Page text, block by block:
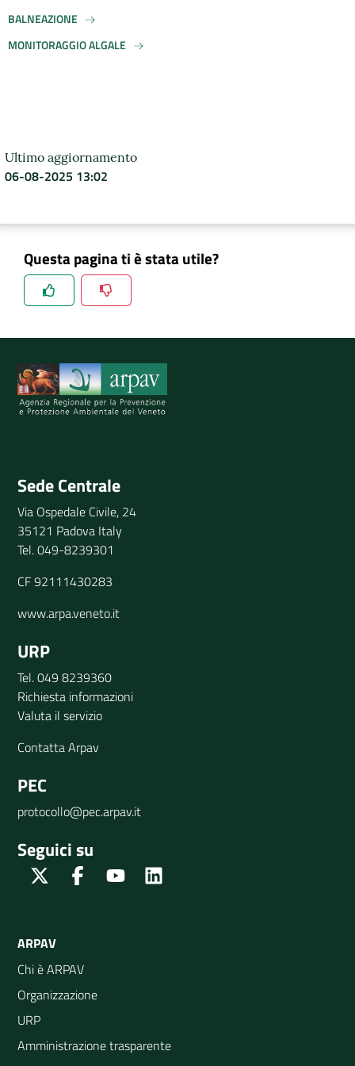
AMBIENTALI
su
BALNEAZIONE
MONITORAGGIO ALGALE
Ultimo aggiornamento
06-08-2025 13:02
Questa pagina ti è stata utile?
Spiegaci perchè, e aiutaci a migliorare il servizio
Sede Centrale
Via Ospedale Civile, 24
35121 Padova Italy
Tel. 049-8239301
CF 92111430283
www.arpa.veneto.it
URP
Tel. 049 8239360
Richiesta informazioni
Valuta il servizio
Contatta Arpav
PEC
protocollo@pec.arpav.it
Seguici su
Twitter FacebookYoutube
ARPAV
Chi è ARPAV
Organizzazione
URP
Amministrazione trasparente